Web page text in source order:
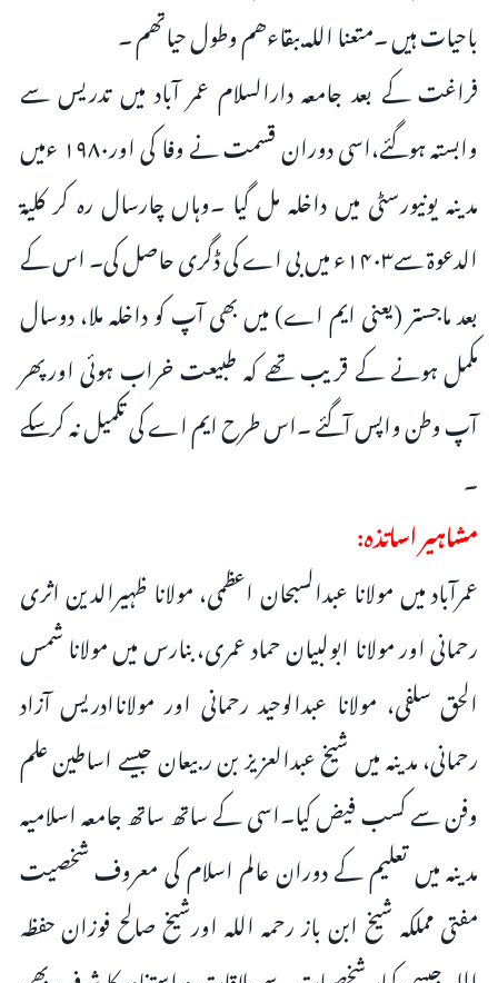
باحیات ہیں ۔متعنا اللہ ببقاءھم وطول حیاتھم ۔
فراغت کے بعد جامعہ دارالسلام عمر آباد میں تدریس سے
وابستہ ہوگئے،اسی دوران قسمت نے وفا کی اور۱۹۸۰ ءمیں
مدینہ یونیورسٹی میں داخلہ مل گیا ۔وہاں چارسال رہ کر کلیۃ
الدعوۃ سے۱۴۰۳ء میں بی اے کی ڈگری حاصل کی۔ اس کے
بعد ماجستر (یعنی ایم اے) میں بھی آپ کو داخلہ ملا، دوسال
مکمل ہونے کے قریب تھے کہ طبیعت خراب ہوئی اورپھر
آپ وطن واپس آگئے ۔اس طرح ایم اے کی تکمیل نہ کرسکے
۔
مشاہیر اساتذہ:
عمرآباد میں مولانا عبدالسبحان اعظمی، مولانا ظہیرالدین اثری
رحمانی اور مولانا ابولبیان حماد عمری، بنارس میں مولانا شمس
الحق سلفی، مولانا عبدالوحید رحمانی اور مولاناادریس آزاد
رحمانی، مدینہ میں شیخ عبدالعزیز بن ربیعان جیسے اساطین علم
وفن سے کسب فیض کیا۔اسی کے ساتھ ساتھ جامعہ اسلامیہ
مدینہ میں تعلیم کے دوران عالم اسلام کی معروف شخصیت
مفتی مملکہ شیخ ابن باز رحمہ اللہ اورشیخ صالح فوزان حفظہ